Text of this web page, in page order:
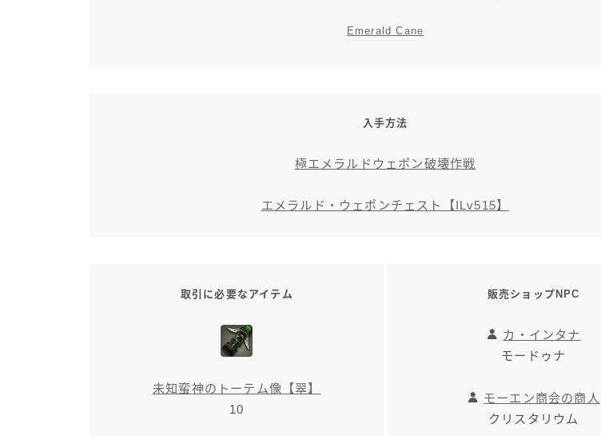
ショートパンツ
Emerald Cane
入手方法
極エメラルドウェポン破壊作戦
エメラルド・ウェポンチェスト【ILv515】
取引に必要なアイテム
未知蛮神のトーテム像【翠】
10
販売ショップNPC
カ・インタナ
モードゥナ
モーエン商会の商人
クリスタリウム